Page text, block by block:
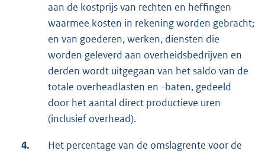
aan de kostprijs van rechten en heffingen
waarmee kosten in rekening worden gebracht;
en van goederen, werken, diensten die
worden geleverd aan overheidsbedrijven en
derden wordt uitgegaan van het saldo van de
totale overheadlasten en -baten, gedeeld
door het aantal direct productieve uren
(inclusief overhead).
4.
Het percentage van de omslagrente voor de